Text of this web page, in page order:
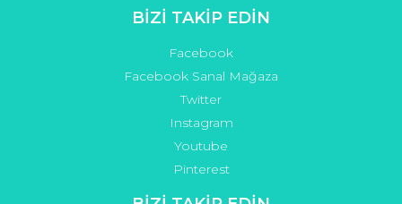
BİZİ TAKİP EDİN
Facebook
Facebook Sanal Mağaza
Twitter
Instagram
Youtube
Pinterest